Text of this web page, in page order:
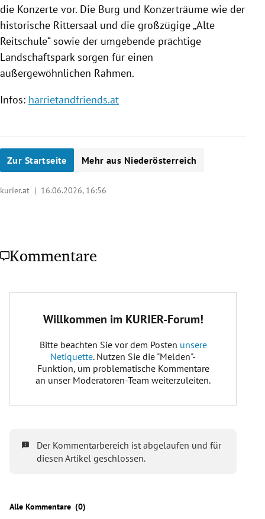
die Konzerte vor. Die Burg und Konzerträume wie der
historische Rittersaal und die großzügige „Alte
Reitschule“ sowie der umgebende prächtige
Landschaftspark sorgen für einen
außergewöhnlichen Rahmen.
Infos: harrietandfriends.at
Zur Startseite Mehr aus Niederösterreich
kurier.at | 16.06.2026, 16:56
Kommentare